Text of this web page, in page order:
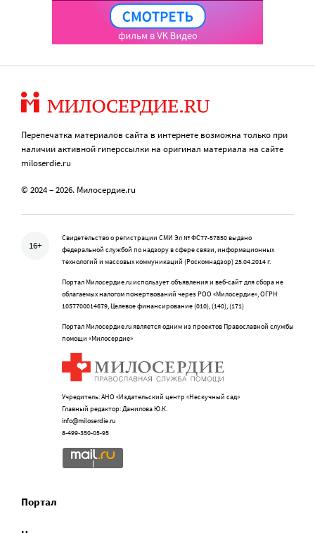
Перепечатка материалов сайта в интернете возможна только при
наличии активной гиперссылки на оригинал материала на сайте
miloserdie.ru
© 2024 – 2026. Милосердие.ru
16+
Свидетельство о регистрации СМИ Эл № ФС77-57850 выдано
федеральной службой по надзору в сфере связи, информационных
технологий и массовых коммуникаций (Роскомнадзор) 25.04.2014 г.
Портал Милосердие.ru использует объявления и веб-сайт для сбора не
облагаемых налогом пожертвований через РОО «Милосердие», ОГРН
1057700014679, Целевое финансирование (010), (140), (171)
Портал Милосердие.ru является одним из проектов Православной службы
помощи «Милосердие»
Учредитель: АНО «Издательский центр «Нескучный сад»
Главный редактор: Данилова Ю.К.
info@miloserdie.ru
8-499-350-05-95
Портал